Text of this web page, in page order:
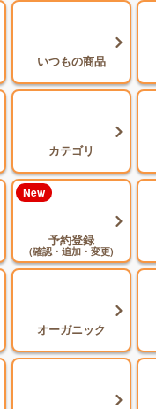
いつもの商品
カテゴリ
予約登録
(確認・追加・変更)
New
オーガニック